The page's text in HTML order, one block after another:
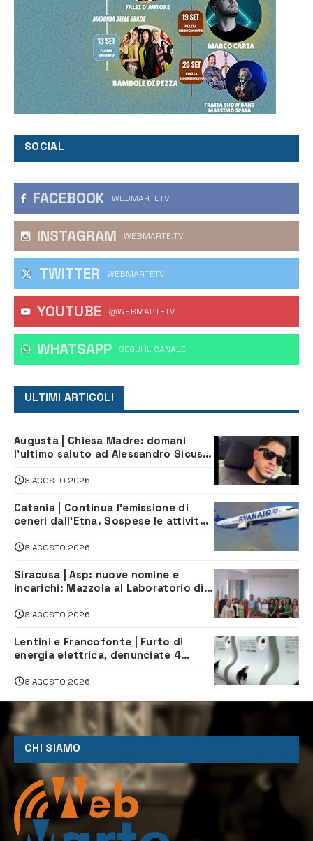
SOCIAL
FACEBOOK WEBMARTETV
INSTAGRAM WEBMARTE.TV
TWITTER WEBMARTETV
YOUTUBE @WEBMARTETV
WHATSAPP ‎SEGUI IL CANALE
ULTIMI ARTICOLI
Augusta | Chiesa Madre: domani
l’ultimo saluto ad Alessandro Sicuso,
8 AGOSTO 2026
Catania | Continua l’emissione di
ceneri dall’Etna. Sospese le attività
8 AGOSTO 2026
Siracusa | Asp: nuove nomine e
incarichi: Mazzola al Laboratorio di
Servizio Legale
8 AGOSTO 2026
Lentini e Francofonte | Furto di
energia elettrica, denunciate 4
8 AGOSTO 2026
CHI SIAMO